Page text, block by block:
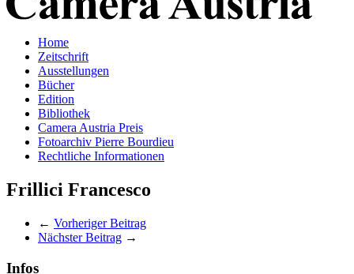
Home
Zeitschrift
Ausstellungen
Bücher
Edition
Bibliothek
Camera Austria Preis
Fotoarchiv Pierre Bourdieu
Rechtliche Informationen
Frillici Francesco
← Vorheriger Beitrag
Nächster Beitrag →
Infos